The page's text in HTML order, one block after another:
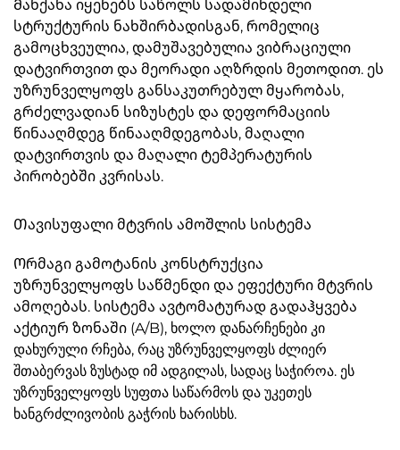
Მანქანა იყენებს საწოლს სადამინდელი
სტრუქტურის ნახშირბადისგან, რომელიც
გამოცხვეულია, დამუშავებულია ვიბრაციული
დატვირთვით და მეორადი აღზრდის მეთოდით. ეს
უზრუნველყოფს განსაკუთრებულ მყარობას,
გრძელვადიან სიზუსტეს და დეფორმაციის
წინააღმდეგ წინააღმდეგობას, მაღალი
დატვირთვის და მაღალი ტემპერატურის
პირობებში კვრისას.
Თავისუფალი მტვრის ამოშლის სისტემა
Ორმაგი გამოტანის კონსტრუქცია
უზრუნველყოფს საწმენდი და ეფექტური მტვრის
ამოღებას. სისტემა ავტომატურად გადაჰყვება
აქტიურ ზონაში (A/B), ხოლო დანარჩენები კი
დახურული რჩება, რაც უზრუნველყოფს ძლიერ
შთაბერვას ზუსტად იმ ადგილას, სადაც საჭიროა. ეს
უზრუნველყოფს სუფთა საწარმოს და უკეთეს
ხანგრძლივობის გაჭრის ხარისხს.